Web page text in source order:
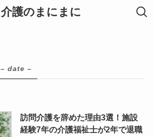
介護のまにまに
– date –
訪問介護を辞めた理由3選！施設
経験7年の介護福祉士が2年で退職